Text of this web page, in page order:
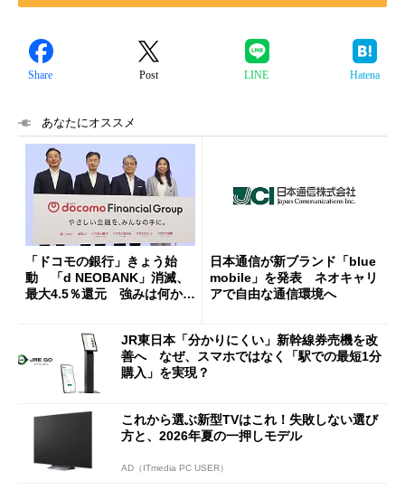
Share Post LINE Hatena
あなたにオススメ
「ドコモの銀行」きょう始
動 「d NEOBANK」消滅、
最大4.5％還元 強みは何か解
日本通信が新ブランド「blue
mobile」を発表 ネオキャリ
アで自由な通信環境へ
JR東日本「分かりにくい」新幹線券売機を改
善へ なぜ、スマホではなく「駅での最短1分
購入」を実現？
これから選ぶ新型TVはこれ！失敗しない選び
方と、2026年夏の一押しモデル
AD（ITmedia PC USER）